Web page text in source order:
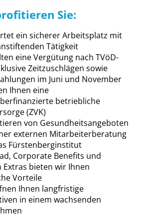
Sie:
ein sicherer Arbeitsplatz mit
Tätigkeit
eine Vergütung nach TVöD-
Zeitzuschlägen sowie
im Juni und November
Ihnen eine
betriebliche
(ZVK)
von Gesundheitsangeboten
externen Mitarbeiterberatung
Fürstenberginstitut
Corporate Benefits und
Extras bieten wir Ihnen
Vorteile
Ihnen langfristige
in einem wachsenden